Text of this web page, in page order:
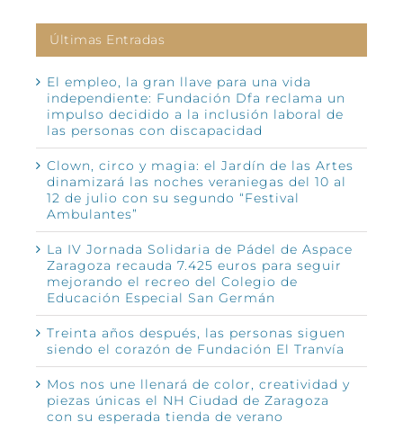
Últimas Entradas
El empleo, la gran llave para una vida
independiente: Fundación Dfa reclama un
impulso decidido a la inclusión laboral de
las personas con discapacidad
Clown, circo y magia: el Jardín de las Artes
dinamizará las noches veraniegas del 10 al
12 de julio con su segundo “Festival
Ambulantes”
La IV Jornada Solidaria de Pádel de Aspace
Zaragoza recauda 7.425 euros para seguir
mejorando el recreo del Colegio de
Educación Especial San Germán
Treinta años después, las personas siguen
siendo el corazón de Fundación El Tranvía
Mos nos une llenará de color, creatividad y
piezas únicas el NH Ciudad de Zaragoza
con su esperada tienda de verano